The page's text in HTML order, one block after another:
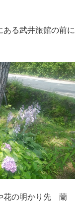
ある武井旅館の前に
花の明かり先 蘭